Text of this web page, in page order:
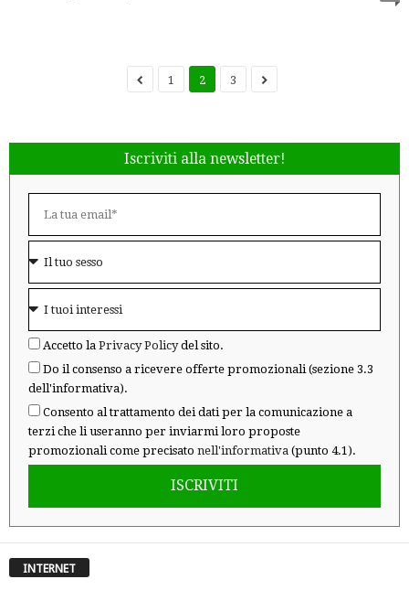
1 2 3
Iscriviti alla newsletter!
Accetto la Privacy Policydel sito.
Do il consenso a ricevere offerte promozionali (sezione 3.3
dell'informativa).
Consento al trattamento dei dati per la comunicazione a
terzi che li useranno per inviarmi loro proposte
promozionali come precisato nell'informativa (punto 4.1).
ISCRIVITI
INTERNET